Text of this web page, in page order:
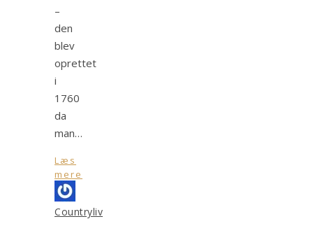
–
den
blev
oprettet
i
1760
da
man…
Læs
mere
Countryliv